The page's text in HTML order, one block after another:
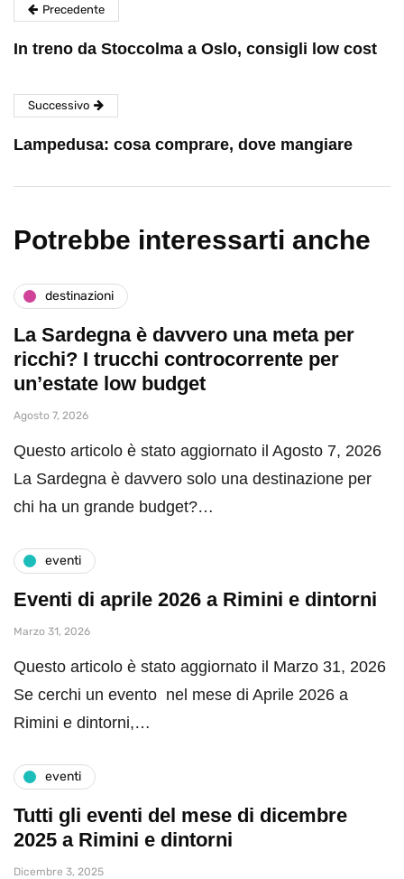
Precedente
In treno da Stoccolma a Oslo, consigli low cost
Successivo
Lampedusa: cosa comprare, dove mangiare
Potrebbe interessarti anche
destinazioni
La Sardegna è davvero una meta per
ricchi? I trucchi controcorrente per
un’estate low budget
Agosto 7, 2026
Questo articolo è stato aggiornato il Agosto 7, 2026
La Sardegna è davvero solo una destinazione per
chi ha un grande budget?…
eventi
Eventi di aprile 2026 a Rimini e dintorni
Marzo 31, 2026
Questo articolo è stato aggiornato il Marzo 31, 2026
Se cerchi un evento nel mese di Aprile 2026 a
Rimini e dintorni,…
eventi
Tutti gli eventi del mese di dicembre
2025 a Rimini e dintorni
Dicembre 3, 2025